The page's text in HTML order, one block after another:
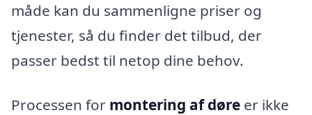
måde kan du sammenligne priser og
tjenester, så du finder det tilbud, der
passer bedst til netop dine behov.
Processen for montering af døre er ikke